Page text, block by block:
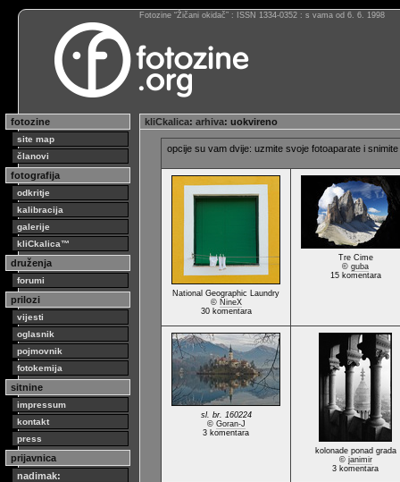
Fotozine “Žičani okidač” : ISSN 1334-0352 : s vama od 6. 6. 1998
fotozine
site map
članovi
fotografija
odkritje
kalibracija
galerije
kliCkalica™
druženja
forumi
prilozi
vijesti
oglasnik
pojmovnik
fotokemija
sitnine
impressum
kontakt
press
prijavnica
nadimak:
kliCkalica: arhiva: uokvireno
opcije su vam dvije: uzmite svoje fotoaparate i
National Geographic Laundry
© NineX
30 komentara
Tre Cime
© guba
15 komentara
sl. br. 160224
© Goran-J
3 komentara
kolonade ponad grada
© janimir
3 komentara